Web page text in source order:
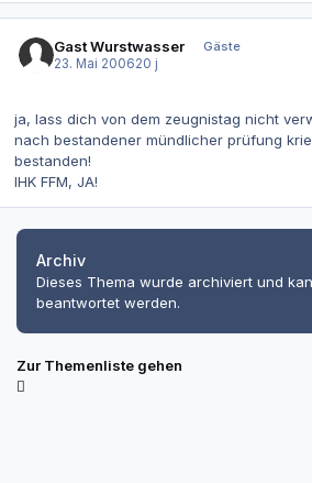
Gast Wurstwasser
Gäste
23. Mai 200620 j
ja, lass dich von dem zeugnistag nicht
nach bestandener mündlicher prüfung
bestanden!
IHK FFM, JA!
Archiv
Dieses Thema wurde archiviert und
beantwortet werden.
Zur Themenliste gehen